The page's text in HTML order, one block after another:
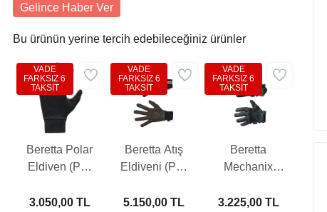
Gelince Haber Ver
Bu ürünün yerine tercih edebileceğiniz ürünler
Beretta Polar
Eldiven (PB-
3.050,00 TL
VADE
FARKSIZ 6
TAKSİT
Beretta Atış
Eldiveni (PB-
5.150,00 TL
VADE
FARKSIZ 6
TAKSİT
Beretta
Mechanix
(PB-
3.225,00 TL
VADE
FARKSIZ 6
TAKSİT